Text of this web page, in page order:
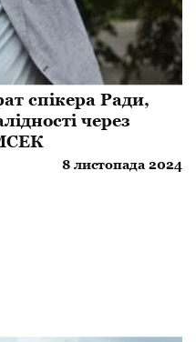
спікера Ради,
через
8 листопада 2024